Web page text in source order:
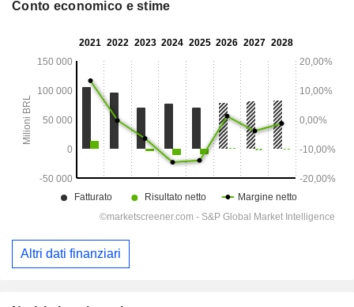
Conto economico e stime
Altri dati finanziari